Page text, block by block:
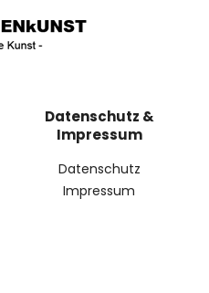
Datenschutz &
Impressum
Datenschutz
Impressum